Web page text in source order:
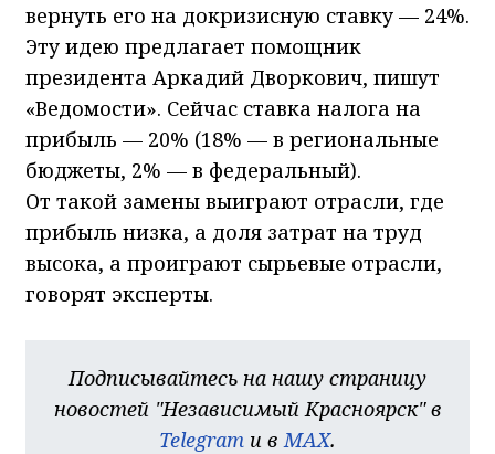
вернуть его на докризисную ставку — 24%.
Эту идею предлагает помощник
президента Аркадий Дворкович, пишут
«Ведомости». Сейчас ставка налога на
прибыль — 20% (18% — в региональные
бюджеты, 2% — в федеральный).
От такой замены выиграют отрасли, где
прибыль низка, а доля затрат на труд
высока, а проиграют сырьевые отрасли,
говорят эксперты.
Подписывайтесь на нашу страницу
новостей "Независимый Красноярск" в
Telegram и в MAX.